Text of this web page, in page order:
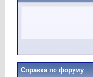
Справка по форуму